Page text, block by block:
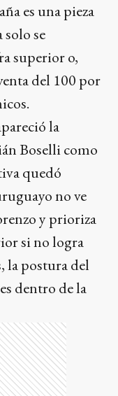
es una pieza
se
superior o,
del 100 por
la
Boselli como
quedó
no ve
y prioriza
si no logra
la postura del
dentro de la